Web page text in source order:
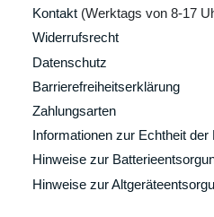
Kontakt (Werktags von 8-17
Widerrufsrecht
Datenschutz
Barrierefreiheitserklärung
Zahlungsarten
Informationen zur Echtheit der
Hinweise zur
Hinweise zur